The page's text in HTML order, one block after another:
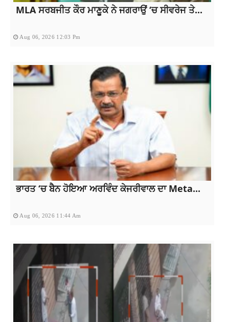
MLA ਸਰਬਜੀਤ ਕੌਰ ਮਾਣੂਕੇ ਨੇ ਜਗਰਾਉਂ ‘ਚ ਸੀਵਰੇਜ ਤੇ...
Aug 06, 2026 12:03 Pm
ਭਾਰਤ ‘ਚ ਬੈਨ ਹੋਇਆ ਅਰਵਿੰਦ ਕੇਜਰੀਵਾਲ ਦਾ Meta...
Aug 06, 2026 11:44 Am